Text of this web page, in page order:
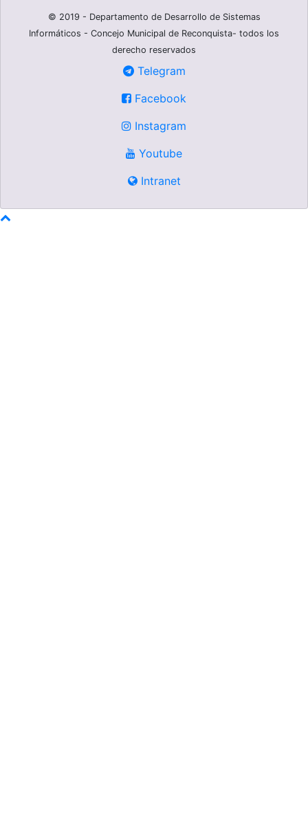
© 2019 - Departamento de Desarrollo de Sistemas
Informáticos - Concejo Municipal de Reconquista- todos los
derecho reservados
Telegram
Facebook
Instagram
Youtube
Intranet